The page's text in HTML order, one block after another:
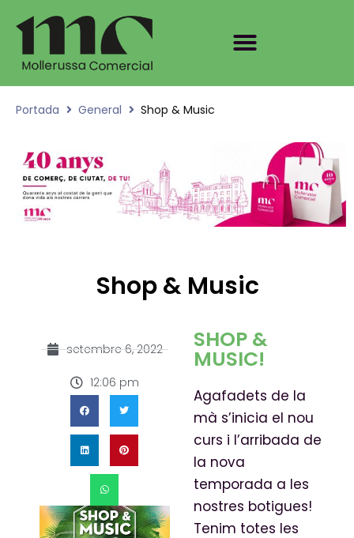
Portada General Shop & Music
Shop & Music
setembre 6, 2022
12:06 pm
SHOP &
MUSIC!
Agafadets de la
mà s’inicia el nou
curs i l’arribada de
la nova
temporada a les
nostres botigues!
Tenim totes les